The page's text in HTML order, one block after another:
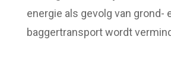
energie als gevolg van grond-
baggertransport wordt